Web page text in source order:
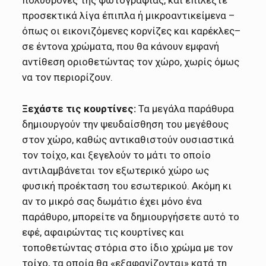
προσεκτικά λίγα έπιπλα ή μικροαντικείμενα –
όπως οι εικονιζόμενες κορνίζες και καρέκλες–
σε έντονα χρώματα, που θα κάνουν εμφανή
αντίθεση οριοθετώντας τον χώρο, χωρίς όμως
να τον περιορίζουν.
Ξεχάστε τις κουρτίνες:Τα μεγάλα παράθυρα
δημιουργούν την ψευδαίσθηση του μεγέθους
στον χώρο, καθώς αντικαθιστούν ουσιαστικά
τον τοίχο, και ξεγελούν το μάτι το οποίο
αντιλαμβάνεται τον εξωτερικό χώρο ως
φυσική προέκταση του εσωτερικού. Ακόμη κι
αν το μικρό σας δωμάτιο έχει μόνο ένα
παράθυρο, μπορείτε να δημιουργήσετε αυτό το
εφέ, αφαιρώντας τις κουρτίνες και
τοποθετώντας στόρια στο ίδιο χρώμα με τον
τοίχο, τα οποία θα «εξαφανίζονται» κατά τη